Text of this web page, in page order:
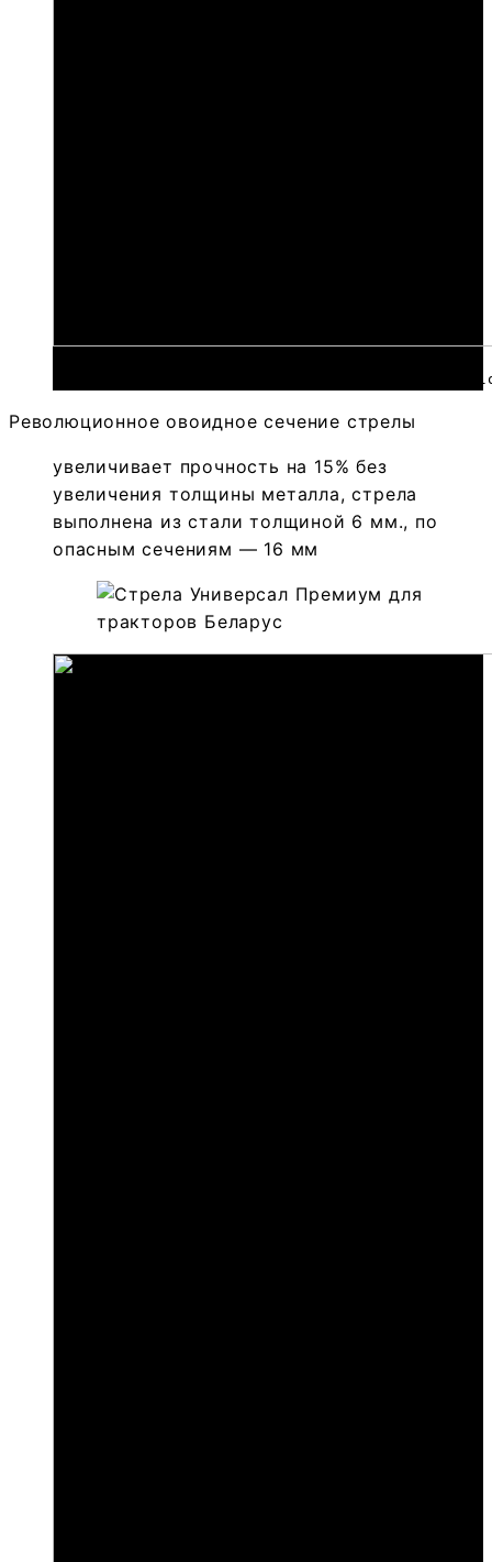
https://bzemlya.ru/wp-content/uploads/
Революционное овоидное сечение стрелы
увеличивает прочность на 15% без
увеличения толщины металла, стрела
выполнена из стали толщиной 6 мм., по
опасным сечениям — 16 мм